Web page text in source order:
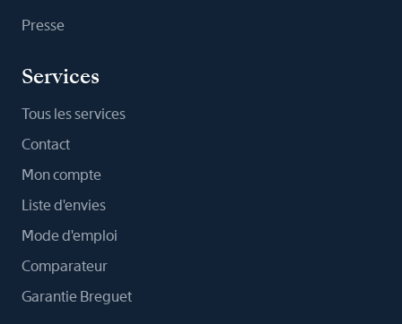
Presse
Services
Tous les services
Contact
Mon compte
Liste d'envies
Mode d'emploi
Comparateur
Garantie Breguet